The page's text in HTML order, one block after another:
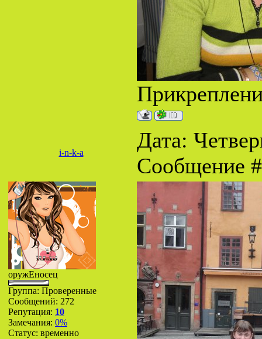
i-n-k-a
Дата:
Сообщение
оружЕносец
Группа: Проверенные
Сообщений: 272
Репутация: 10
Замечания: 0%
Статус: временно